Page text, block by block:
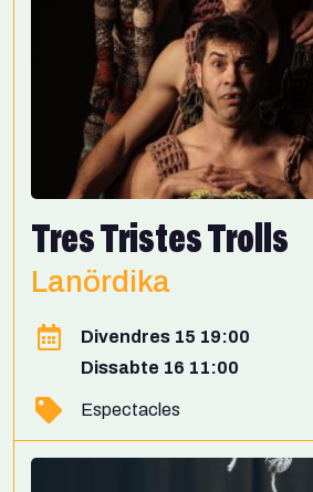
Tres Tristes Trolls
Lanördika
Divendres 15 19:00
Dissabte 16 11:00
Espectacles